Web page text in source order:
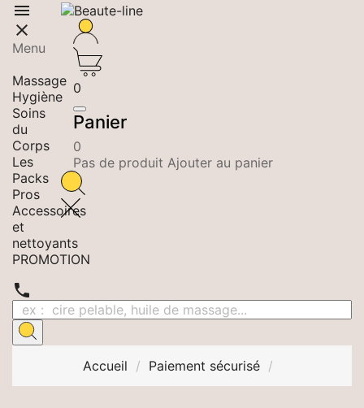


Menu
Massage
Hygiène
Soins
du
Corps
Les
Packs
Pros
Accessoires
et
nettoyants
PROMOTION

0
Panier
0
Pas de produit Ajouter au panier
Accueil Paiement sécurisé